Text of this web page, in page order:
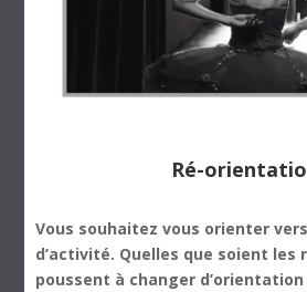
Ré-
Vous souhaitez vous orienter
d’activité. Quelles que soient les
poussent à changer